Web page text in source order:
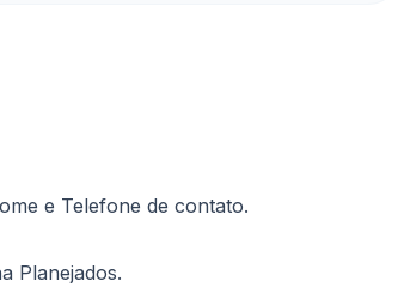
e Telefone de contato.
Planejados.